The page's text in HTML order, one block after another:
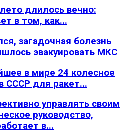
длилось вечно:
в том, как...
загадочная болезнь
эвакуировать МКС
в мире 24 колесное
СССР для ракет...
управлять своим
руководство,
в...